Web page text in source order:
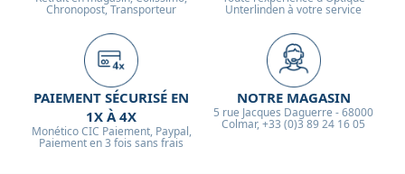
Chronopost, Transporteur Unterlinden à votre service
PAIEMENT SÉCURISÉ EN
1X À 4X
Monético CIC Paiement, Paypal,
Paiement en 3 fois sans frais
NOTRE MAGASIN
5 rue Jacques Daguerre - 68000
Colmar, +33 (0)3 89 24 16 05